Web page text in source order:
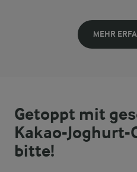
MEHR
Getoppt mit
Kakao-Joghurt-
bitte!